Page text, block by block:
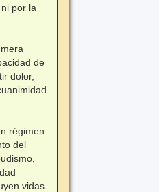
por la
de
dolor,
régimen
del
vidas